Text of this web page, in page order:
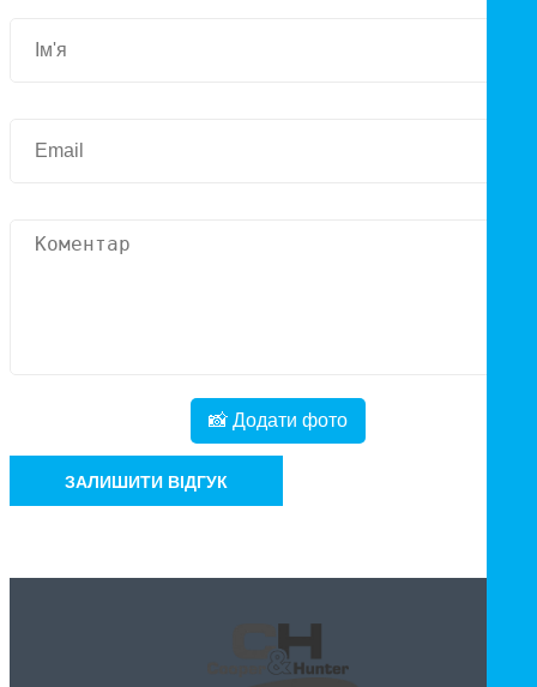
📸 Додати фото
ЗАЛИШИТИ ВІДГУК